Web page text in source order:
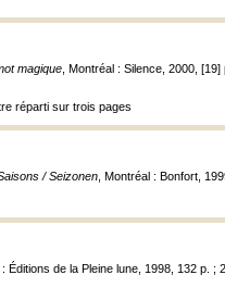
magique , Montréal : Silence, 2000,
réparti sur trois pages
/ Seizonen , Montréal : Bonfort,
: Éditions de la Pleine lune, 1998, 132 p. ;